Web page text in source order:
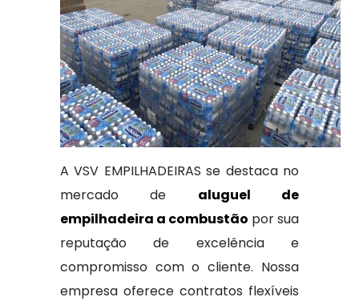
A VSV EMPILHADEIRAS se destaca no
mercado de aluguel de
empilhadeira a combustão por sua
reputação de excelência e
compromisso com o cliente. Nossa
empresa oferece contratos flexíveis